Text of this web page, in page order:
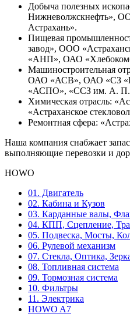
Добыча полезных
Нижневолжскнефть»,
Астрахань».
Пищевая
завод», ООО
«АНП», ОАО
Машиностроительная
ОАО «АСВ», ОАО «СЗ
«АСПО», «ССЗ им. А. П.
Химическая отрасль:
«Астраханское
Ремонтная сфера:
Наша компания снабжает
выполняющие перевозки и
HOWO
01. Двигатель
02. Кабина и Кузов
03. Карданные валы,
04. КПП, Сцепление,
05. Подвеска, Мосты,
06. Рулевой механизм
07. Стекла, Оптика,
08. Топливная система
09. Тормозная система
10. Фильтры
11. Электрика
HOWO A7